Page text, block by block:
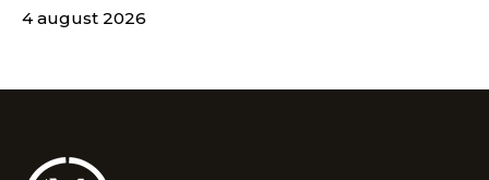
4 august 2026